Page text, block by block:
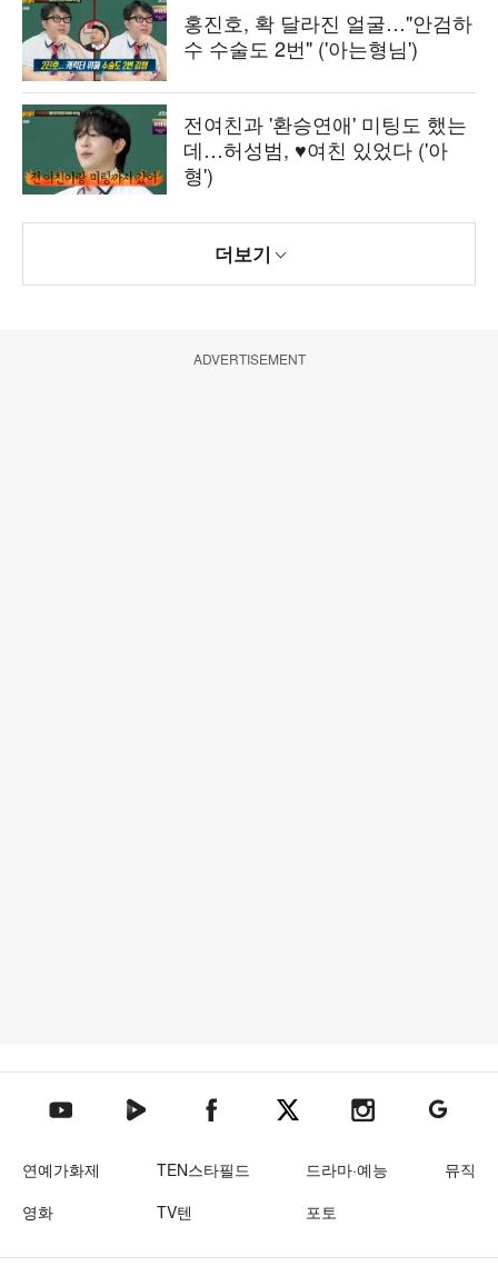
홍진호, 확 달라진 얼굴…"안검하
수 수술도 2번" ('아는형님')
전여친과 '환승연애' 미팅도 했는
데…허성범, ♥여친 있었다 ('아
형')
더보기
ADVERTISEMENT
텐아시아 유튜브텐아시아 네이버TV텐아시아 페이스북텐아시아 엑스텐아시아 인스타그램
텐아시아
연예가화제 TEN스타필드 드라마·예능
뮤직
영화
TV텐 포토